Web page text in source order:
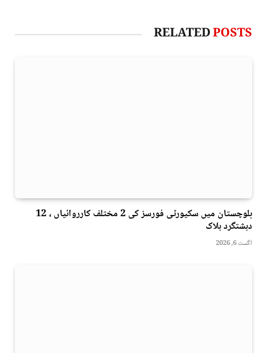
RELATEDPOSTS
بلوچستان میں سکیورٹی فورسز کی 2 مختلف کارروائیاں ، 12
دہشتگرد ہلاک
اگست 6, 2026